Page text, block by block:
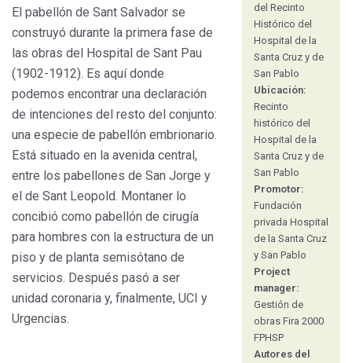
del Recinto
Histórico del
Hospital de la
Santa Cruz y de
San Pablo
Ubicación:
Recinto
histórico del
Hospital de la
Santa Cruz y de
San Pablo
Promotor:
Fundación
privada Hospital
de la Santa Cruz
y San Pablo
Project
manager:
Gestión de
obras Fira 2000
FPHSP
Autores del
El pabellón de Sant Salvador se
construyó durante la primera fase de
las obras del Hospital de Sant Pau
(1902-1912). Es aquí donde
podemos encontrar una declaración
de intenciones del resto del conjunto:
una especie de pabellón embrionario.
Está situado en la avenida central,
entre los pabellones de San Jorge y
el de Sant Leopold. Montaner lo
concibió como pabellón de cirugía
para hombres con la estructura de un
piso y de planta semisótano de
servicios. Después pasó a ser
unidad coronaria y, finalmente, UCI y
Urgencias.